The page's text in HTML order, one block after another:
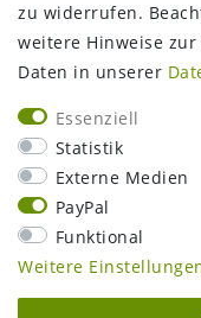
zu widerrufen.
weitere Hinweise
Daten in unserer
Essenziell
Statistik
Externe Medien
PayPal
Funktional
Weitere